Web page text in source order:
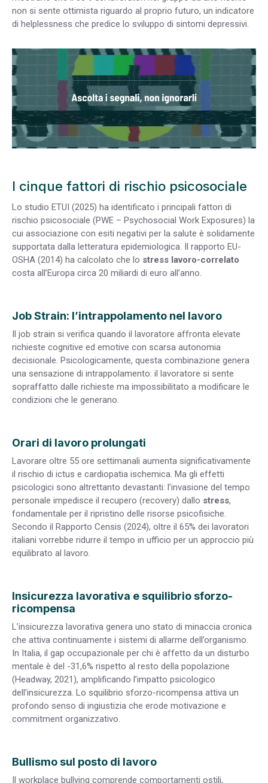
non si sente ottimista riguardo al proprio futuro, un indicatore
di helplessness che predice lo sviluppo di sintomi depressivi.
I cinque fattori di rischio psicosociale
Lo studio ETUI (2025) ha identificato i principali fattori di
rischio psicosociale (PWE – Psychosocial Work Exposures) la
cui associazione con esiti negativi per la salute è solidamente
supportata dalla letteratura epidemiologica. Il rapporto EU-
OSHA (2014) ha calcolato che lo stress lavoro-correlato
costa all’Europa circa 20 miliardi di euro all’anno.
Job Strain: l’intrappolamento nel lavoro
Il job strain si verifica quando il lavoratore affronta elevate
richieste cognitive ed emotive con scarsa autonomia
decisionale. Psicologicamente, questa combinazione genera
una sensazione di intrappolamento: il lavoratore si sente
sopraffatto dalle richieste ma impossibilitato a modificare le
condizioni che le generano.
Orari di lavoro prolungati
Lavorare oltre 55 ore settimanali aumenta significativamente
il rischio di ictus e cardiopatia ischemica. Ma gli effetti
psicologici sono altrettanto devastanti: l’invasione del tempo
personale impedisce il recupero (recovery) dallo stress,
fondamentale per il ripristino delle risorse psicofisiche.
Secondo il Rapporto Censis (2024), oltre il 65% dei lavoratori
italiani vorrebbe ridurre il tempo in ufficio per un approccio più
equilibrato al lavoro.
Insicurezza lavorativa e squilibrio sforzo-
ricompensa
L’insicurezza lavorativa genera uno stato di minaccia cronica
che attiva continuamente i sistemi di allarme dell’organismo.
In Italia, il gap occupazionale per chi è affetto da un disturbo
mentale è del -31,6% rispetto al resto della popolazione
(Headway, 2021), amplificando l’impatto psicologico
dell’insicurezza. Lo squilibrio sforzo-ricompensa attiva un
profondo senso di ingiustizia che erode motivazione e
commitment organizzativo.
Bullismo sul posto di lavoro
Il workplace bullying comprende comportamenti ostili,